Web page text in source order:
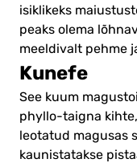
isiklikeks
peaks olema
meeldivalt pehme
Kunefe
See kuum
phyllo-taigna
leotatud magusas
kaunistatakse